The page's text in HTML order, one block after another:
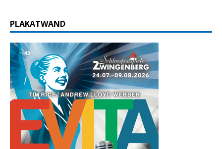
PLAKATWAND